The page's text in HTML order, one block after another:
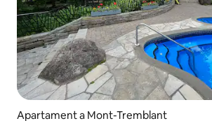
Apartament a Mont-Tremblant